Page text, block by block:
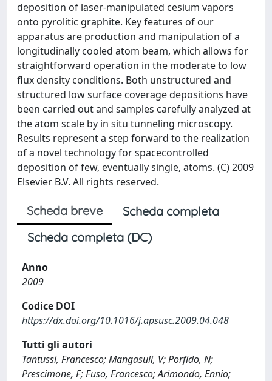
deposition of laser-manipulated cesium vapors
onto pyrolitic graphite. Key features of our
apparatus are production and manipulation of a
longitudinally cooled atom beam, which allows for
straightforward operation in the moderate to low
flux density conditions. Both unstructured and
structured low surface coverage depositions have
been carried out and samples carefully analyzed at
the atom scale by in situ tunneling microscopy.
Results represent a step forward to the realization
of a novel technology for spacecontrolled
deposition of few, eventually single, atoms. (C) 2009
Elsevier B.V. All rights reserved.
Scheda breve
Scheda completa
Scheda completa (DC)
Anno
2009
Codice DOI
https://dx.doi.org/10.1016/j.apsusc.2009.04.048
Tutti gli autori
Tantussi, Francesco; Mangasuli, V; Porfido, N;
Prescimone, F; Fuso, Francesco; Arimondo, Ennio;